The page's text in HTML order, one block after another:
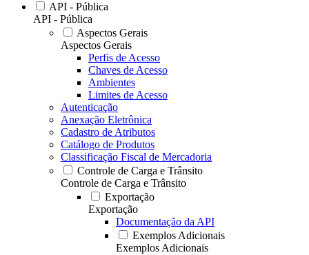
API - Pública
API - Pública
Aspectos Gerais
Aspectos Gerais
Perfis de Acesso
Chaves de Acesso
Ambientes
Limites de Acesso
Autenticação
Anexação Eletrônica
Cadastro de Atributos
Catálogo de Produtos
Classificação Fiscal de Mercadoria
Controle de Carga e Trânsito
Controle de Carga e Trânsito
Exportação
Exportação
Documentação da API
Exemplos Adicionais
Exemplos Adicionais